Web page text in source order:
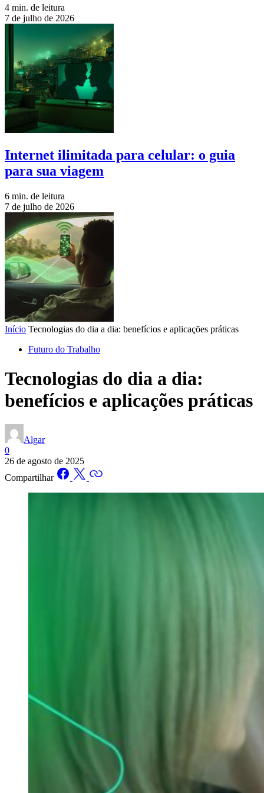
4 min. de leitura
7 de julho de 2026
Internet ilimitada para celular: o guia
para sua viagem
6 min. de leitura
7 de julho de 2026
Início Tecnologias do dia a dia: benefícios e aplicações práticas
Futuro do Trabalho
Tecnologias do dia a dia:
benefícios e aplicações práticas
Algar
0
26 de agosto de 2025
Compartilhar